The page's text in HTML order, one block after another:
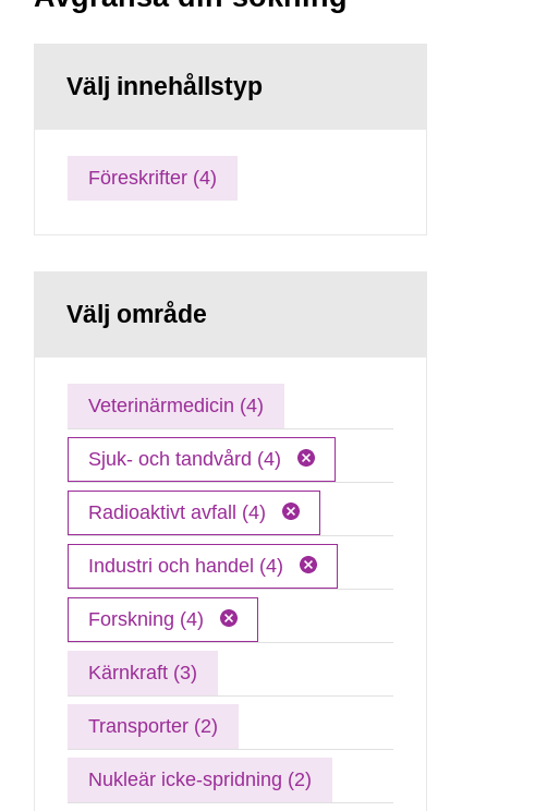
Välj innehållstyp
Föreskrifter (4)
Välj område
Veterinärmedicin (4)
Sjuk- och tandvård (4)
Radioaktivt avfall (4)
Industri och handel (4)
Forskning (4)
Kärnkraft (3)
Transporter (2)
Nukleär icke-spridning (2)